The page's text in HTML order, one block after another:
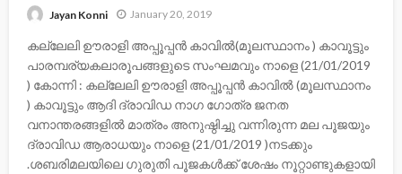
Jayan Konni January 20, 2019
കല്ലേലി ഊരാളി അപ്പൂപ്പന്‍ കാവില്‍(മൂലസ്ഥാനം ) കാവൂട്ടും
പാരമ്പര്യകലാരൂപങ്ങളുടെ സംഘമവും നാളെ (21/01/2019
) കോന്നി : കല്ലേലി ഊരാളി അപ്പൂപ്പന്‍ കാവില്‍ (മൂലസ്ഥാനം
) കാവൂട്ടും ആദി ദ്രാവിഡ നാഗ ഗോത്ര ജനത
വനാന്തരങ്ങളില്‍ മാത്രം അനുഷ്ഠിച്ചു വന്നിരുന്ന മല പൂജയും
ദ്രാവിഡ ആരാധയും നാളെ (21/01/2019 )നടക്കും
.ശബരിമലയിലെ ഗുരുതി പൂജകള്‍ക്ക് ശേഷം നൂറ്റാണ്ടുകളായി